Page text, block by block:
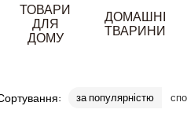
ТОВАРИ
ДЛЯ
ДОМУ
ДОМАШНІ
ТВАРИНИ
за популярністю